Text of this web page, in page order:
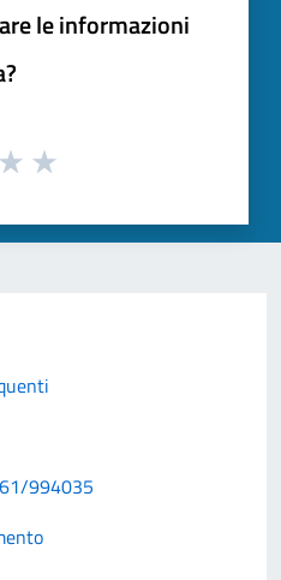
le informazioni
994035